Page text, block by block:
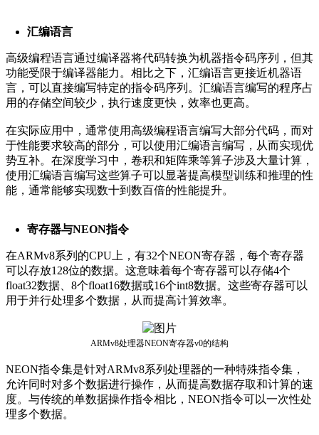
汇编语言
高级编程语言通过编译器将代码转换为机器指令码序列，但其
功能受限于编译器能力。相比之下，汇编语言更接近机器语
言，可以直接编写特定的指令码序列。汇编语言编写的程序占
用的存储空间较少，执行速度更快，效率也更高。
在实际应用中，通常使用高级编程语言编写大部分代码，而对
于性能要求较高的部分，可以使用汇编语言编写，从而实现优
势互补。在深度学习中，卷积和矩阵乘等算子涉及大量计算，
使用汇编语言编写这些算子可以显著提高模型训练和推理的性
能，通常能够实现数十到数百倍的性能提升。
寄存器与NEON指令
在ARMv8系列的CPU上，有32个NEON寄存器，每个寄存器
可以存放128位的数据。这意味着每个寄存器可以存储4个
float32数据、8个float16数据或16个int8数据。这些寄存器可以
用于并行处理多个数据，从而提高计算效率。
ARMv8处理器NEON寄存器v0的结构
NEON指令集是针对ARMv8系列处理器的一种特殊指令集，
允许同时对多个数据进行操作，从而提高数据存取和计算的速
度。与传统的单数据操作指令相比，NEON指令可以一次性处
理多个数据。